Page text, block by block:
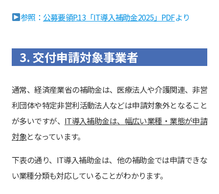
参照： 公募要領P.13「IT導入補助金2025」PDFより
3. 交付申請対象事業者
通常、経済産業省の補助金は、医療法人や介護関連、非営
利団体や特定非営利活動法人などは申請対象外となること
が多いですが、 IT導入補助金は、幅広い業種・業態が申請
対象となっています。
下表の通り、IT導入補助金は、他の補助金では申請できな
い業種分類も対応していることがわかります。